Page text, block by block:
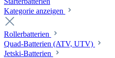
Kategorie anzeigen
Rollerbatterien
Quad-Batterien (ATV, UTV)
Jetski-Batterien